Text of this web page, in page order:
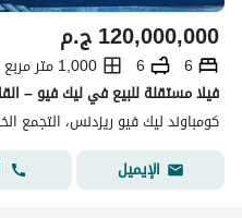
ج.م120,000,000
6
6
1,000 متر مربع
كومباوند ليك فيو ريزدنس، التجمع
الإيميل